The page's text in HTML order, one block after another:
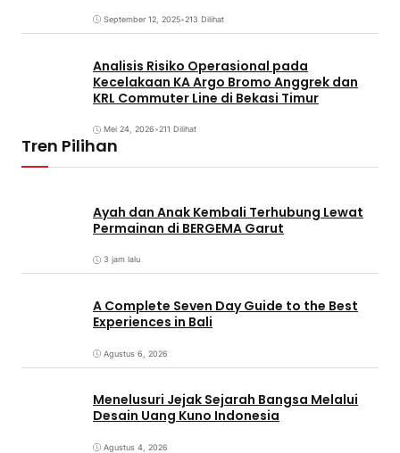
September 12, 2025•213 Dilihat
Analisis Risiko Operasional pada
Kecelakaan KA Argo Bromo Anggrek dan
KRL Commuter Line di Bekasi Timur
Mei 24, 2026•211 Dilihat
Tren Pilihan
Ayah dan Anak Kembali Terhubung Lewat
Permainan di BERGEMA Garut
3 jam lalu
A Complete Seven Day Guide to the Best
Experiences in Bali
Agustus 6, 2026
Menelusuri Jejak Sejarah Bangsa Melalui
Desain Uang Kuno Indonesia
Agustus 4, 2026